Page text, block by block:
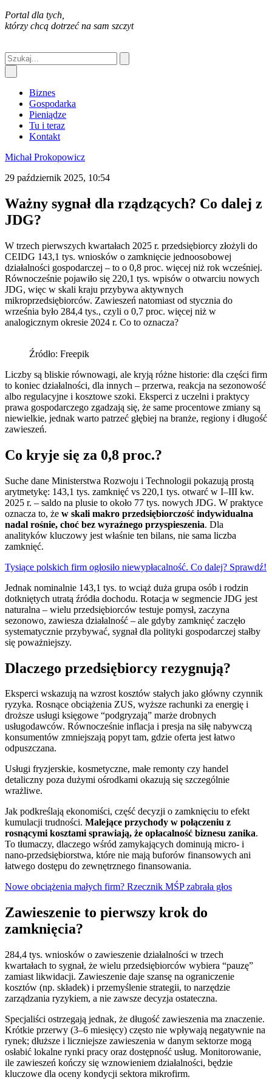
Portal dla tych,
którzy chcą dotrzeć na sam szczyt
Biznes
Gospodarka
Pieniądze
Tu i teraz
Kontakt
Michał Prokopowicz
29 październik 2025, 10:54
Ważny sygnał dla rządzących? Co dalej z
JDG?
W trzech pierwszych kwartałach 2025 r. przedsiębiorcy złożyli do
CEIDG 143,1 tys. wniosków o zamknięcie jednoosobowej
działalności gospodarczej – to o 0,8 proc. więcej niż rok wcześniej.
Równocześnie pojawiło się 220,1 tys. wpisów o otwarciu nowych
JDG, więc w skali kraju przybywa aktywnych
mikroprzedsiębiorców. Zawieszeń natomiast od stycznia do
września było 284,4 tys., czyli o 0,7 proc. więcej niż w
analogicznym okresie 2024 r. Co to oznacza?
Źródło: Freepik
Liczby są bliskie równowagi, ale kryją różne historie: dla części firm
to koniec działalności, dla innych – przerwa, reakcja na sezonowość
albo regulacyjne i kosztowe szoki. Eksperci z uczelni i praktycy
prawa gospodarczego zgadzają się, że same procentowe zmiany są
niewielkie, jednak warto patrzeć głębiej na branże, regiony i długość
zawieszeń.
Co kryje się za 0,8 proc.?
Suche dane Ministerstwa Rozwoju i Technologii pokazują prostą
arytmetykę: 143,1 tys. zamknięć vs 220,1 tys. otwarć w I–III kw.
2025 r. – saldo na plusie to około 77 tys. nowych JDG. W praktyce
oznacza to, że w skali makro przedsiębiorczość indywidualna
nadal rośnie, choć bez wyraźnego przyspieszenia. Dla
analityków kluczowy jest właśnie ten bilans, nie sama liczba
zamknięć.
Tysiące polskich firm ogłosiło niewypłacalność. Co dalej? Sprawdź!
Jednak nominalnie 143,1 tys. to wciąż duża grupa osób i rodzin
dotkniętych utratą źródła dochodu. Rotacja w segmencie JDG jest
naturalna – wielu przedsiębiorców testuje pomysł, zaczyna
sezonowo, zawiesza działalność – ale gdyby zamknięć zaczęło
systematycznie przybywać, sygnał dla polityki gospodarczej stałby
się poważniejszy.
Dlaczego przedsiębiorcy rezygnują?
Eksperci wskazują na wzrost kosztów stałych jako główny czynnik
ryzyka. Rosnące obciążenia ZUS, wyższe rachunki za energię i
droższe usługi księgowe “podgryzają” marże drobnych
usługodawców. Równocześnie inflacja i presja na siłę nabywczą
konsumentów zmniejszają popyt tam, gdzie oferta jest łatwo
odpuszczana.
Usługi fryzjerskie, kosmetyczne, małe remonty czy handel
detaliczny poza dużymi ośrodkami okazują się szczególnie
wrażliwe.
Jak podkreślają ekonomiści, część decyzji o zamknięciu to efekt
kumulacji trudności. Malejące przychody w połączeniu z
rosnącymi kosztami sprawiają, że opłacalność biznesu zanika.
To tłumaczy, dlaczego wśród zamykających dominują micro- i
nano-przedsiębiorstwa, które nie mają buforów finansowych ani
łatwego dostępu do zewnętrznego finansowania.
Nowe obciążenia małych firm? Rzecznik MŚP zabrała głos
Zawieszenie to pierwszy krok do
zamknięcia?
284,4 tys. wniosków o zawieszenie działalności w trzech
kwartałach to sygnał, że wielu przedsiębiorców wybiera “pauzę”
zamiast likwidacji. Zawieszenie daje szansę na ograniczenie
kosztów (np. składek) i przemyślenie strategii, to narzędzie
zarządzania ryzykiem, a nie zawsze decyzja ostateczna.
Specjaliści ostrzegają jednak, że długość zawieszenia ma znaczenie.
Krótkie przerwy (3–6 miesięcy) często nie wpływają negatywnie na
rynek; dłuższe i liczniejsze zawieszenia w danym sektorze mogą
osłabić lokalne rynki pracy oraz dostępność usług. Monitorowanie,
ile zawieszeń kończy się wznowieniem działalności, będzie
kluczowe dla oceny kondycji sektora mikrofirm.